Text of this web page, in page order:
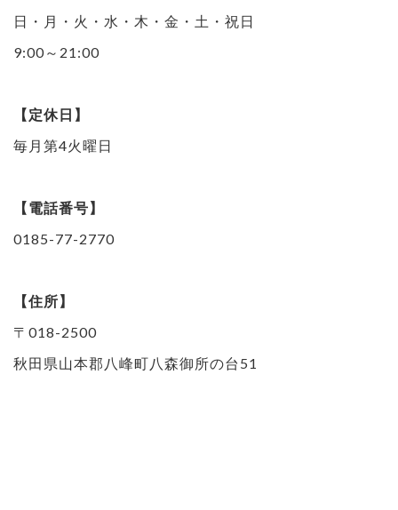
日・月・火・水・木・金・土・祝日
9:00～21:00
【定休日】
毎月第4火曜日
【電話番号】
0185-77-2770
【住所】
〒018-2500
秋田県山本郡八峰町八森御所の台51